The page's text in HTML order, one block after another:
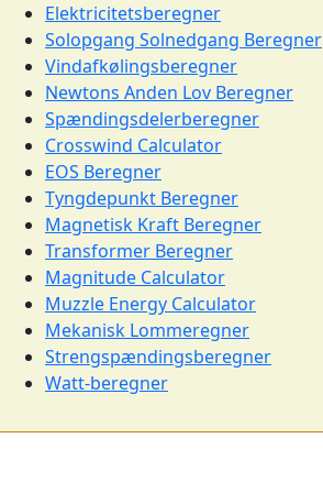
Elektricitetsberegner
Solopgang Solnedgang Beregner
Vindafkølingsberegner
Newtons Anden Lov Beregner
Spændingsdelerberegner
Crosswind Calculator
EOS Beregner
Tyngdepunkt Beregner
Magnetisk Kraft Beregner
Transformer Beregner
Magnitude Calculator
Muzzle Energy Calculator
Mekanisk Lommeregner
Strengspændingsberegner
Watt-beregner